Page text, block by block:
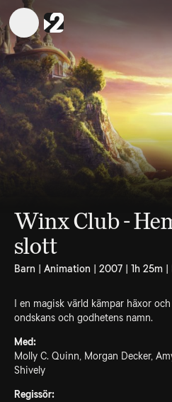
Winx Club -
slott
Barn | Animation | 2007 | 1h 25m
I en magisk värld kämpar häxor
ondskans och godhetens namn.
Med:
Molly C. Quinn, Morgan Decker,
Shively
Regissör: